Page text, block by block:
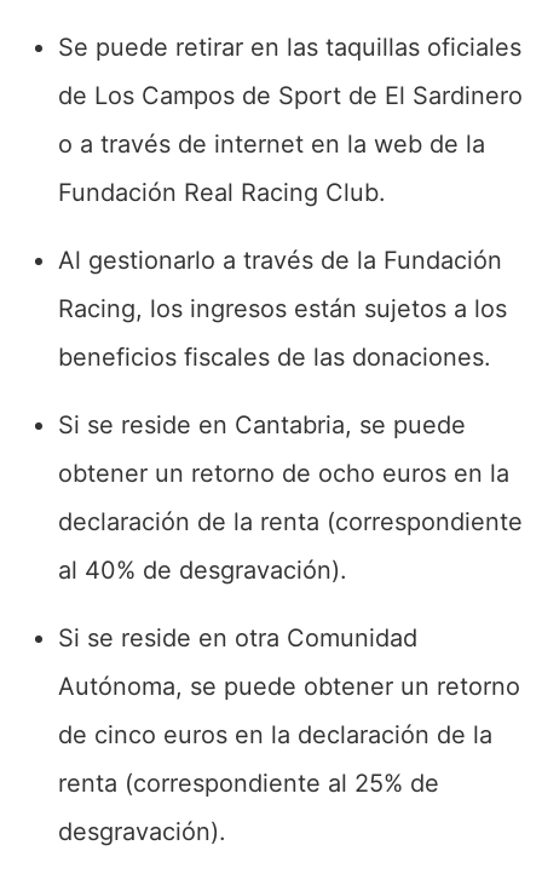
Se puede retirar en las taquillas oficiales
de Los Campos de Sport de El Sardinero
o a través de internet en la web de la
Fundación Real Racing Club.
Al gestionarlo a través de la Fundación
Racing, los ingresos están sujetos a los
beneficios fiscales de las donaciones.
Si se reside en Cantabria, se puede
obtener un retorno de ocho euros en la
declaración de la renta (correspondiente
al 40% de desgravación).
Si se reside en otra Comunidad
Autónoma, se puede obtener un retorno
de cinco euros en la declaración de la
renta (correspondiente al 25% de
desgravación).